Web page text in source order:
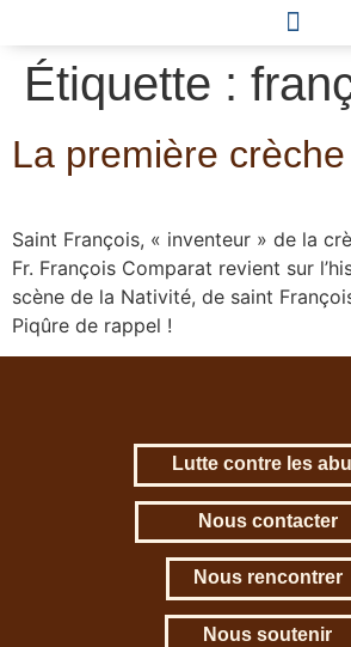
Étiquette :
La première
Saint François, « inventeur » de la
Fr. François Comparat revient sur
scène de la Nativité, de saint
Piqûre de rappel !
Lutte contre les
Nous contacter
Nous rencontrer
Nous soutenir